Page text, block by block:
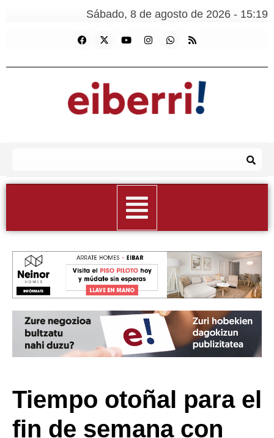
Sábado, 8 de agosto de 2026 - 15:19
Tiempo otoñal para el
fin de semana con